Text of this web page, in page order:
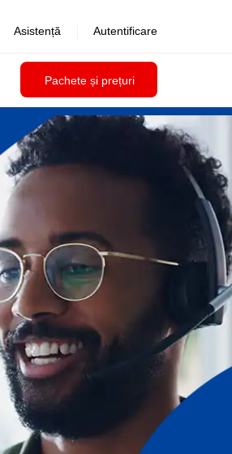
Pachete și prețuri
Asistență Autentificare